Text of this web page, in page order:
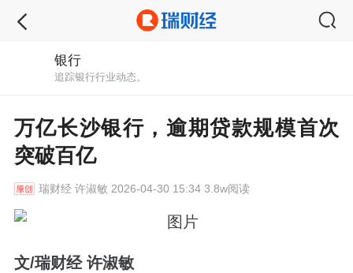
银行
追踪银行行业动态。
万亿长沙银行，逾期贷款规模首次
突破百亿
瑞财经许淑敏 2026-04-30 15:34 3.8w阅读
文/瑞财经 许淑敏